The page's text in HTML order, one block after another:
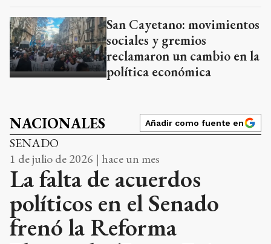
San Cayetano: movimientos
sociales y gremios
reclamaron un cambio en la
política económica
NACIONALES Añadir como fuente en
SENADO
1 de julio de 2026 | hace un mes
La falta de acuerdos
políticos en el Senado
frenó la Reforma